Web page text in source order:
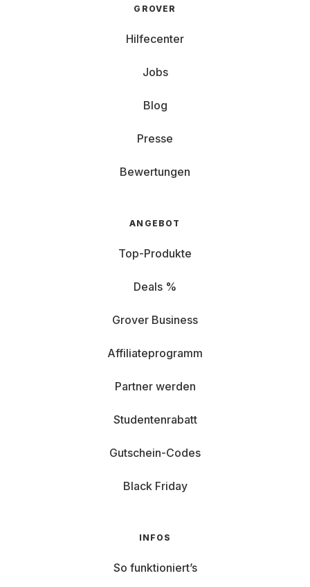
GROVER
Hilfecenter
Jobs
Blog
Presse
Bewertungen
ANGEBOT
Top-Produkte
Deals %
Grover Business
Affiliateprogramm
Partner werden
Studentenrabatt
Gutschein-Codes
Black Friday
INFOS
So funktioniert’s